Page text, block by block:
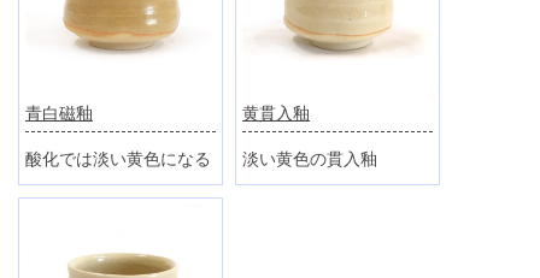
青白磁釉
酸化では淡い黄色になる
黄貫入釉
淡い黄色の貫入釉